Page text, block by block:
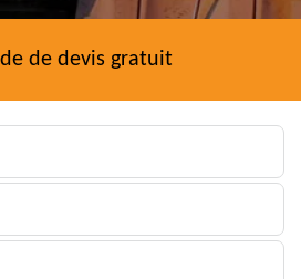
de devis gratuit